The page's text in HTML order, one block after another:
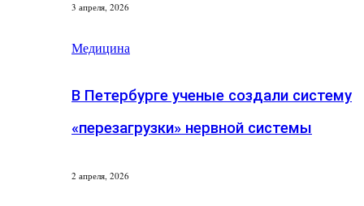
3 апреля, 2026
Медицина
В Петербурге ученые создали систему
«перезагрузки» нервной системы
2 апреля, 2026